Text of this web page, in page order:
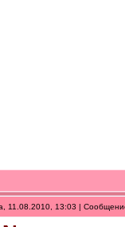
11.08.2010, 13:03 |